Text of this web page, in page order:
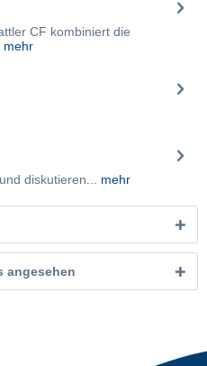
CF kombiniert die
mehr
diskutieren...
mehr
angesehen